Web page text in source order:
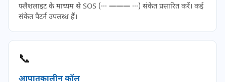
फ्लैशलाइट के माध्यम से SOS (··· ——— ···) संकेत प्रसारित करें। कई
संकेत पैटर्न उपलब्ध हैं।
📞
आपातकालीन कॉल